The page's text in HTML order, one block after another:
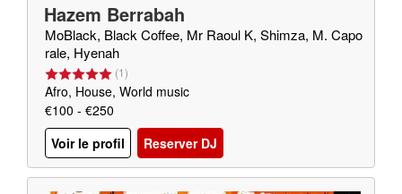
Hazem Berrabah
MoBlack, Black Coffee, Mr Raoul K, Shimza, M. Capo
rale, Hyenah
(1)
Afro, House, World music
€100 - €250
Voir le profil
Reserver DJ